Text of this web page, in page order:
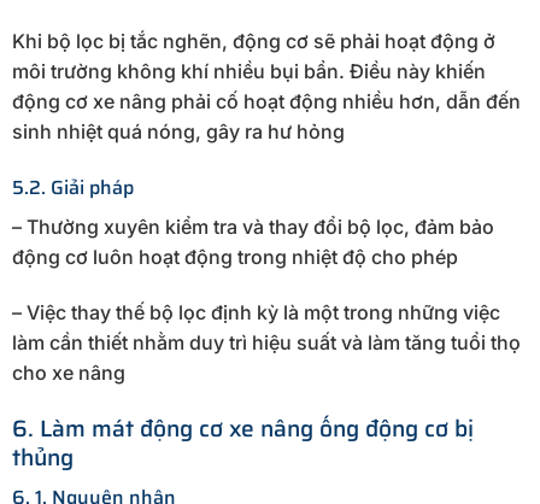
Khi bộ lọc bị tắc nghẽn, động cơ sẽ phải hoạt động ở
môi trường không khí nhiều bụi bẩn. Điều này khiến
động cơ xe nâng phải cố hoạt động nhiều hơn, dẫn đến
sinh nhiệt quá nóng, gây ra hư hỏng
5.2. Giải pháp
– Thường xuyên kiểm tra và thay đổi bộ lọc, đảm bảo
động cơ luôn hoạt động trong nhiệt độ cho phép
– Việc thay thế bộ lọc định kỳ là một trong những việc
làm cần thiết nhằm duy trì hiệu suất và làm tăng tuổi thọ
cho xe nâng
6. Làm mát động cơ xe nâng ống động cơ bị
thủng
6. 1. Nguyên nhân